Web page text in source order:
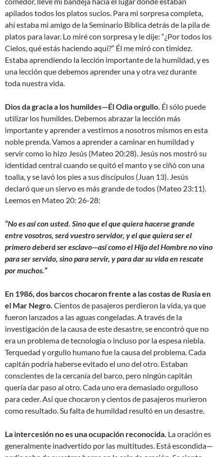
apilados todos los platos sucios. Para mi sorpresa completa,
ahí estaba mi amigo de la Seminario Bíblica detrás de la pila de
platos para lavar. Lo miré con sorpresa y le dije: “¿Por todos los
Cielos, qué estás haciendo aquí?” Él me miró con timidez.
Estaba aprendiendo la lección importante de la humildad, y es
una lección que debemos aprender una y otra vez durante
toda nuestra vida.
Dios da gracia a los humildes—Él Odia orgullo. Él sólo puede
utilizar los humildes. Debemos abrazar la lección más
importante y aprender a vestirnos a nosotros mismos en esta
noble prenda. Vamos a aprender a caminar en humildad y
servir como lo hizo Jesús (Mateo 20:28). Jesús nos mostró su
identidad central cuando se quitó el manto y se ciñó con una
toalla, y se lavó los pies a sus discípulos (Juan 13). Jesús
declaró que un siervo es más grande de todos (Mateo 23:11).
Leemos en Mateo 20: 26-28:
“No es así con usted. Sino que el que quiera hacerse grande
entre vosotros, será vuestro servidor, y el que quiera ser el
primero deberá ser esclavo—así como el Hijo del Hombre no vino
para ser servido, sino para servir, y para dar su vida en rescate
por muchos.”
En 1986, dos barcos chocaron frente a las costas de Rusia en
el Mar Negro. Cientos de pasajeros perdieron la vida, ya que
fueron lanzados a las aguas congeladas. A través de la
investigación de la causa de este desastre, se encontró que no
era un problema de tecnología o incluso por la espesa niebla.
Terquedad y orgullo humano fue la causa del problema. Cada
capitán podría haberse evitado el uno del otro. Estaban
conscientes de la cercanía del barco, pero ningún capitán
quería dar paso al otro. Cada uno era demasiado orgulloso
para ceder. Así que chocaron y cientos de pasajeros murieron
como resultado. Su falta de humildad resultó en un desastre.
La intercesión no es una ocupación reconocida. La oración es
generalmente inadvertido por las multitudes. Está escondida—